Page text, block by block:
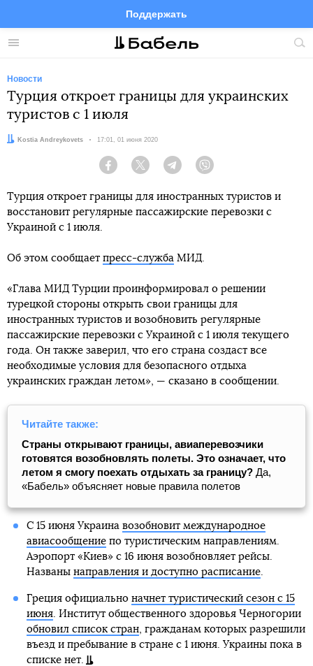
Меню
Поддержать
FacebookTelegramTwitter
Новости
Турция откроет границы для украинских
туристов с 1 июля
Автор:Kostia Andreykovets Дата:
17:01, 01 июня 2020
Facebook Twitter Telegram
Турция откроет границы для иностранных туристов и
восстановит регулярные пассажирские перевозки с
Украиной с 1 июля.
Об этом сообщает пресс-служба МИД.
«Глава МИД Турции проинформировал о решении
турецкой стороны открыть свои границы для
иностранных туристов и возобновить регулярные
пассажирские перевозки с Украиной с 1 июля текущего
года. Он также заверил, что его страна создаст все
необходимые условия для безопасного отдыха
украинских граждан летом», — сказано в сообщении.
Читайте также:
Страны открывают границы, авиаперевозчики
готовятся возобновлять полеты. Это означает, что
летом я смогу поехать отдыхать за границу? Да,
«Бабель» объясняет новые правила полетов
С 15 июня Украина возобновит международное
авиасообщениепо туристическим направлениям.
Аэропорт «Киев» с 16 июня возобновляет рейсы.
Названы направления и доступно расписание.
Греция официально начнет туристический сезон с 15
июня. Институт общественного здоровья Черногории
обновил список стран, гражданам которых разрешили
въезд и пребывание в стране с 1 июня. Украины пока в
списке нет.